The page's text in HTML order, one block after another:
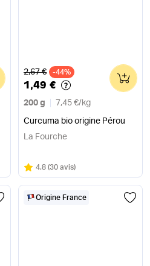
Ancien prix
2,67 € -44%
1,49 €
200 g 7,45 €/ kg
Curcuma bio origine Pérou
0
La Fourche
Note
4.8 sur 5
(30 avis)
Origine France